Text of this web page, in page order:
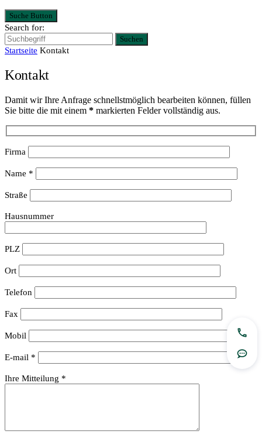
Suche Button
Search for:
Suchen
Startseite Kontakt
Kontakt
Damit wir Ihre Anfrage schnellstmöglich bearbeiten können, füllen
Sie bitte die mit einem * markierten Felder vollständig aus.
Firma
Name *
Straße
Hausnummer
PLZ
Ort
Telefon
Fax
Mobil
E-mail *
Ihre Mitteilung *
Jetzt